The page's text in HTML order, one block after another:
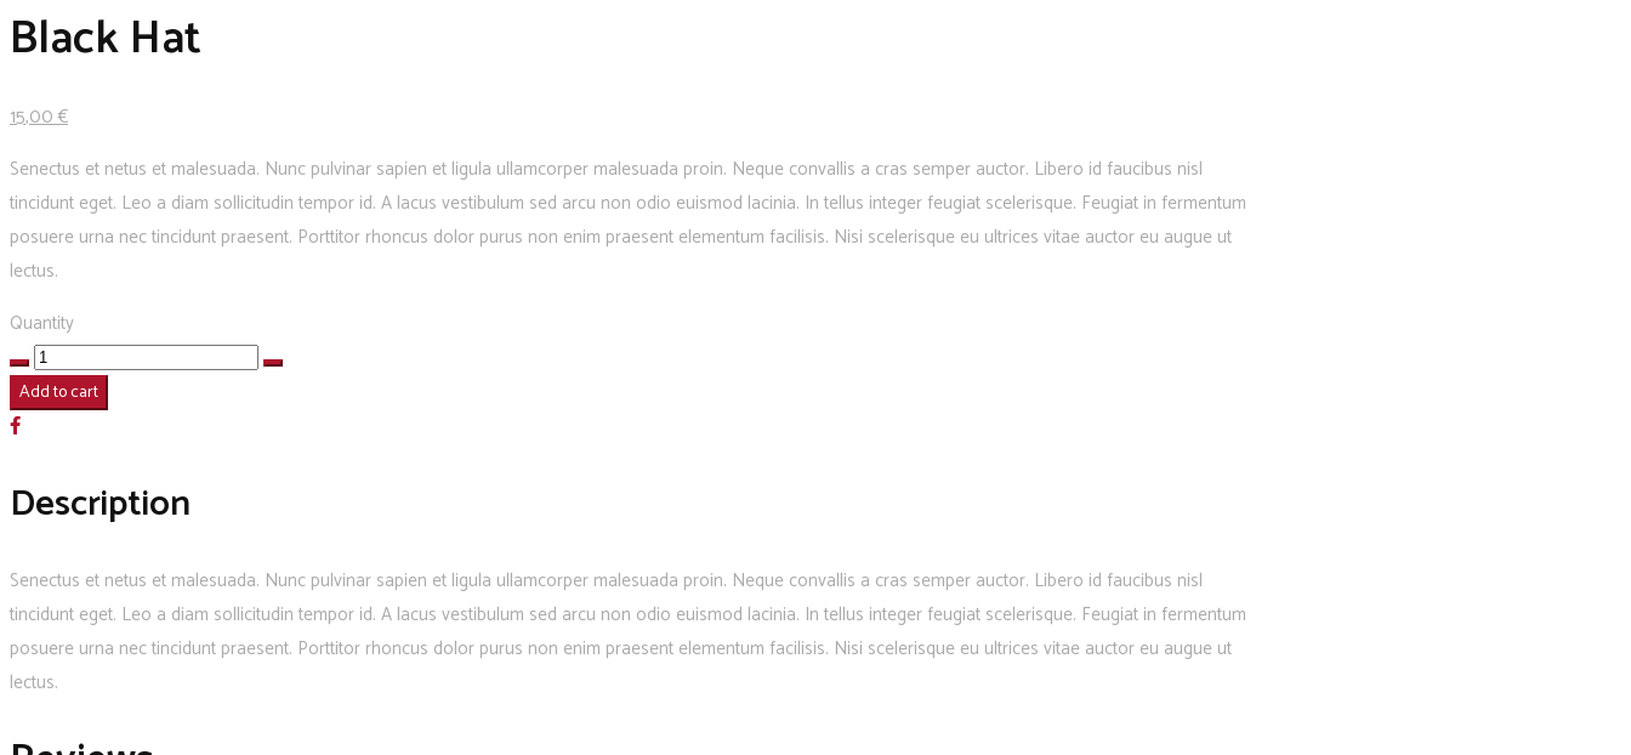
Black Hat
15,00€
Senectus et netus et malesuada. Nunc pulvinar sapien et ligula ullamcorper malesuada proin. Neque convallis a cras semper auctor. Libero id faucibus nisl
tincidunt eget. Leo a diam sollicitudin tempor id. A lacus vestibulum sed arcu non odio euismod lacinia. In tellus integer feugiat scelerisque. Feugiat in fermentum
posuere urna nec tincidunt praesent. Porttitor rhoncus dolor purus non enim praesent elementum facilisis. Nisi scelerisque eu ultrices vitae auctor eu augue ut
lectus.
Quantity
Black
Hat
Add to cart
Description
Senectus et netus et malesuada. Nunc pulvinar sapien et ligula ullamcorper malesuada proin. Neque convallis a cras semper auctor. Libero id faucibus nisl
tincidunt eget. Leo a diam sollicitudin tempor id. A lacus vestibulum sed arcu non odio euismod lacinia. In tellus integer feugiat scelerisque. Feugiat in fermentum
posuere urna nec tincidunt praesent. Porttitor rhoncus dolor purus non enim praesent elementum facilisis. Nisi scelerisque eu ultrices vitae auctor eu augue ut
lectus.